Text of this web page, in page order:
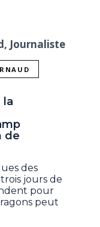
Journaliste
la
de
des
jours de
pour
peut